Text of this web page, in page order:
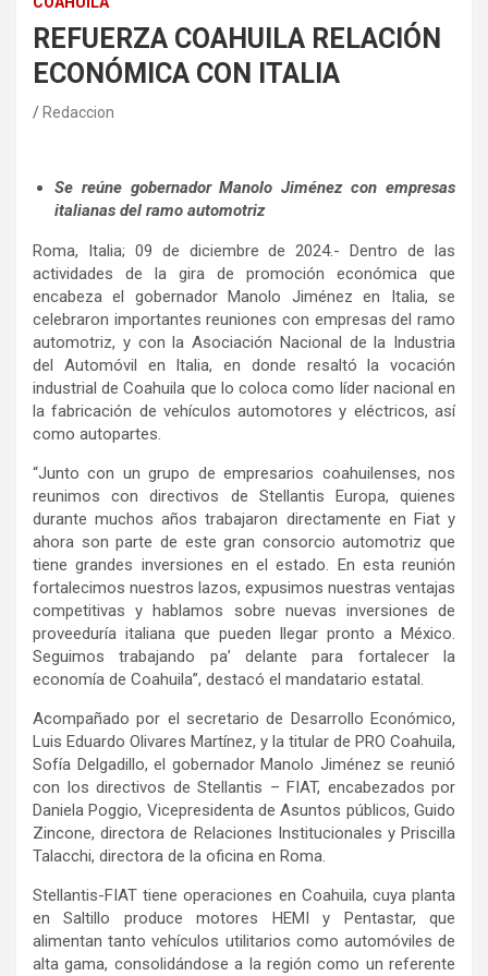
REFUERZA COAHUILA RELACIÓN
ECONÓMICA CON ITALIA
Redaccion
Se reúne gobernador Manolo Jiménez con empresas
italianas del ramo automotriz
Roma, Italia; 09 de diciembre de 2024.- Dentro de las
actividades de la gira de promoción económica que
encabeza el gobernador Manolo Jiménez en Italia, se
celebraron importantes reuniones con empresas del ramo
automotriz, y con la Asociación Nacional de la Industria
del Automóvil en Italia, en donde resaltó la vocación
industrial de Coahuila que lo coloca como líder nacional en
la fabricación de vehículos automotores y eléctricos, así
como autopartes.
“Junto con un grupo de empresarios coahuilenses, nos
reunimos con directivos de Stellantis Europa, quienes
durante muchos años trabajaron directamente en Fiat y
ahora son parte de este gran consorcio automotriz que
tiene grandes inversiones en el estado. En esta reunión
fortalecimos nuestros lazos, expusimos nuestras ventajas
competitivas y hablamos sobre nuevas inversiones de
proveeduría italiana que pueden llegar pronto a México.
Seguimos trabajando pa’ delante para fortalecer la
economía de Coahuila”, destacó el mandatario estatal.
Acompañado por el secretario de Desarrollo Económico,
Luis Eduardo Olivares Martínez, y la titular de PRO Coahuila,
Sofía Delgadillo, el gobernador Manolo Jiménez se reunió
con los directivos de Stellantis – FIAT, encabezados por
Daniela Poggio, Vicepresidenta de Asuntos públicos, Guido
Zincone, directora de Relaciones Institucionales y Priscilla
Talacchi, directora de la oficina en Roma.
Stellantis-FIAT tiene operaciones en Coahuila, cuya planta
en Saltillo produce motores HEMI y Pentastar, que
alimentan tanto vehículos utilitarios como automóviles de
alta gama, consolidándose a la región como un referente